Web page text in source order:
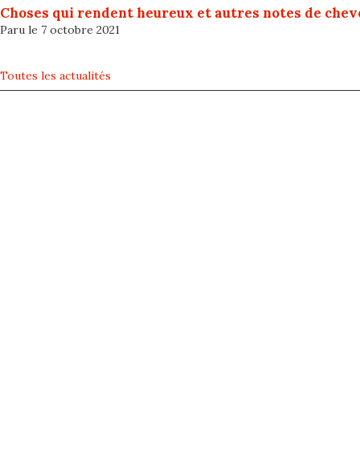
Choses qui rendent heureux et autres notes de
Paru le 7 octobre 2021
Toutes les actualités